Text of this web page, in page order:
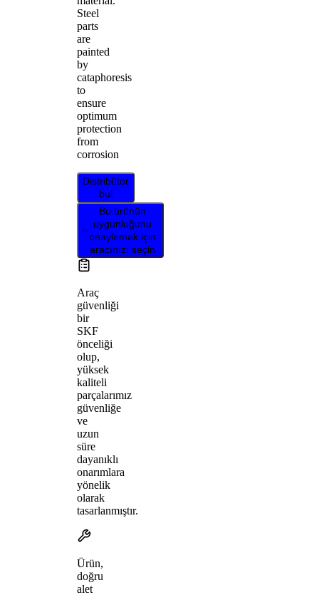
Steel
parts
are
painted
by
cataphoresis
to
ensure
optimum
protection
from
corrosion
Distribütör
bul
Bu ürünün
uygunluğunu
onaylamak için
aracınızı seçin
Araç
güvenliği
bir
SKF
önceliği
olup,
yüksek
kaliteli
parçalarımız
güvenliğe
ve
uzun
süre
dayanıklı
onarımlara
yönelik
olarak
tasarlanmıştır.
Ürün,
doğru
alet